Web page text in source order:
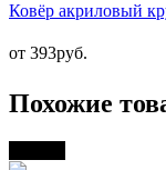
Ковёр акриловый
от 393руб.
Похожие